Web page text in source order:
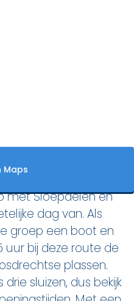
met Sloepdelen en
dag van. Als
groep een boot en
uur bij deze route de
plassen.
sluizen, dus bekijk